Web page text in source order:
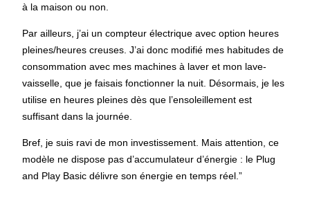
à la maison ou non.
Par ailleurs, j’ai un compteur électrique avec option heures
pleines/heures creuses. J’ai donc modifié mes habitudes de
consommation avec mes machines à laver et mon lave-
vaisselle, que je faisais fonctionner la nuit. Désormais, je les
utilise en heures pleines dès que l’ensoleillement est
suffisant dans la journée.
Bref, je suis ravi de mon investissement. Mais attention, ce
modèle ne dispose pas d’accumulateur d’énergie : le Plug
and Play Basic délivre son énergie en temps réel.”